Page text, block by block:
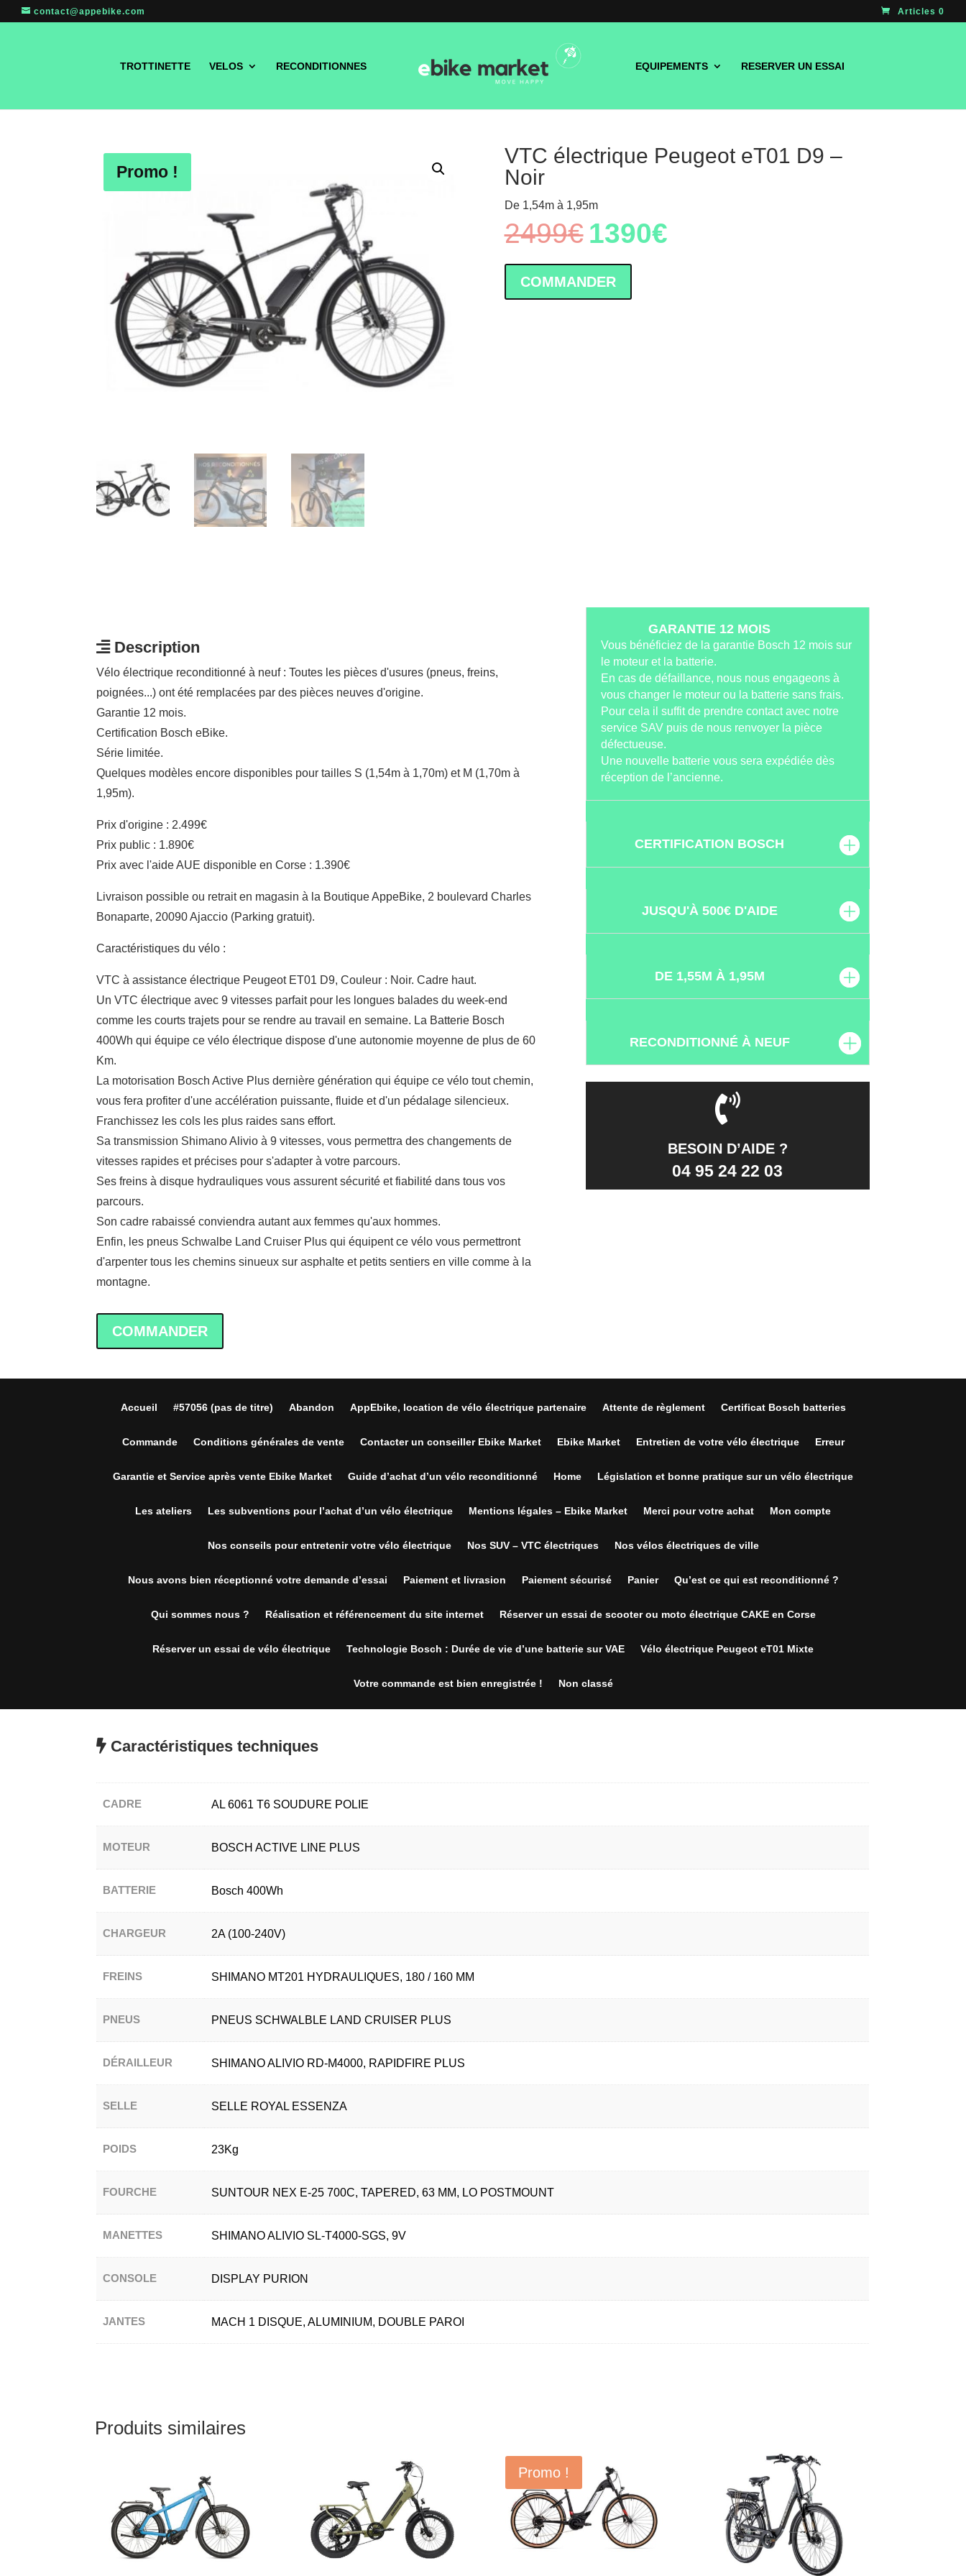
contact@appebike.com Articles 0
TROTTINETTE VELOS RECONDITIONNES EQUIPEMENTS RESERVER UN ESSAI
Promo !
VTC électrique Peugeot eT01 D9 –
Noir
De 1,54m à 1,95m
2499€ Le
prix
initial
était :
2499€.
1390€Le
COMMANDER
Description
Vélo électrique reconditionné à neuf : Toutes les pièces d'usures (pneus, freins,
poignées...) ont été remplacées par des pièces neuves d'origine.
Garantie 12 mois.
Certification Bosch eBike.
Série limitée.
Quelques modèles encore disponibles pour tailles S (1,54m à 1,70m) et M (1,70m à
1,95m).
Prix d'origine : 2.499€
Prix public : 1.890€
Prix avec l'aide AUE disponible en Corse : 1.390€
Livraison possible ou retrait en magasin à la Boutique AppeBike, 2 boulevard Charles
Bonaparte, 20090 Ajaccio (Parking gratuit).
Caractéristiques du vélo :
VTC à assistance électrique Peugeot ET01 D9, Couleur : Noir. Cadre haut.
Un VTC électrique avec 9 vitesses parfait pour les longues balades du week-end
comme les courts trajets pour se rendre au travail en semaine. La Batterie Bosch
400Wh qui équipe ce vélo électrique dispose d'une autonomie moyenne de plus de 60
Km.
La motorisation Bosch Active Plus dernière génération qui équipe ce vélo tout chemin,
vous fera profiter d'une accélération puissante, fluide et d'un pédalage silencieux.
Franchissez les cols les plus raides sans effort.
Sa transmission Shimano Alivio à 9 vitesses, vous permettra des changements de
vitesses rapides et précises pour s'adapter à votre parcours.
Ses freins à disque hydrauliques vous assurent sécurité et fiabilité dans tous vos
parcours.
Son cadre rabaissé conviendra autant aux femmes qu'aux hommes.
Enfin, les pneus Schwalbe Land Cruiser Plus qui équipent ce vélo vous permettront
d'arpenter tous les chemins sinueux sur asphalte et petits sentiers en ville comme à la
montagne.
COMMANDER
GARANTIE 12 MOIS
Vous bénéficiez de la garantie Bosch 12 mois sur
le moteur et la batterie.
En cas de défaillance, nous nous engageons à
vous changer le moteur ou la batterie sans frais.
Pour cela il suffit de prendre contact avec notre
service SAV puis de nous renvoyer la pièce
défectueuse.
Une nouvelle batterie vous sera expédiée dès
réception de l’ancienne.
CERTIFICATION BOSCH
JUSQU'À 500€ D'AIDE
DE 1,55M À 1,95M
RECONDITIONNÉ À NEUF
BESOIN D’AIDE ?
04 95 24 22 03
Accueil #57056 (pas de titre) Abandon AppEbike, location de vélo électrique partenaire Attente de règlement Certificat Bosch batteries
Commande Conditions générales de vente Contacter un conseiller Ebike Market Ebike Market Entretien de votre vélo électrique Erreur
Garantie et Service après vente Ebike Market Guide d’achat d’un vélo reconditionné Home Législation et bonne pratique sur un vélo électrique
Les ateliers Les subventions pour l’achat d’un vélo électrique Mentions légales – Ebike Market Merci pour votre achat Mon compte
Nos conseils pour entretenir votre vélo électrique Nos SUV – VTC électriques Nos vélos électriques de ville
Nous avons bien réceptionné votre demande d’essai Paiement et livrasion Paiement sécurisé Panier Qu’est ce qui est reconditionné ?
Qui sommes nous ? Réalisation et référencement du site internet Réserver un essai de scooter ou moto électrique CAKE en Corse
Réserver un essai de vélo électrique Technologie Bosch : Durée de vie d’une batterie sur VAE Vélo électrique Peugeot eT01 Mixte
Votre commande est bien enregistrée ! Non classé
Caractéristiques techniques
CADRE AL 6061 T6 SOUDURE POLIE
MOTEUR BOSCH ACTIVE LINE PLUS
BATTERIE Bosch 400Wh
CHARGEUR 2A (100-240V)
FREINS SHIMANO MT201 HYDRAULIQUES, 180 / 160 MM
PNEUS PNEUS SCHWALBLE LAND CRUISER PLUS
DÉRAILLEUR SHIMANO ALIVIO RD-M4000, RAPIDFIRE PLUS
SELLE SELLE ROYAL ESSENZA
POIDS 23Kg
FOURCHE SUNTOUR NEX E-25 700C, TAPERED, 63 MM, LO POSTMOUNT
MANETTES SHIMANO ALIVIO SL-T4000-SGS, 9V
CONSOLE DISPLAY PURION
JANTES MACH 1 DISQUE, ALUMINIUM, DOUBLE PAROI
Produits similaires
Promo !